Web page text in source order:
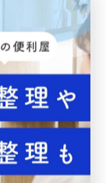
は
実は思わぬ落
えば、回収後
目で高額請求
のリスクが
避けるために